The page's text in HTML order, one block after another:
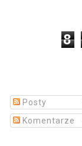
8
Posty
Komentarze